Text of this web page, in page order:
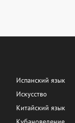
Испанский язык
Искусство
Китайский язык